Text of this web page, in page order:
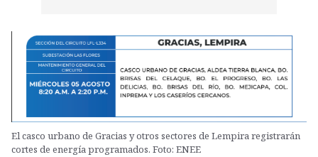
El casco urbano de Gracias y otros sectores de Lempira registrarán
cortes de energía programados. Foto: ENEE